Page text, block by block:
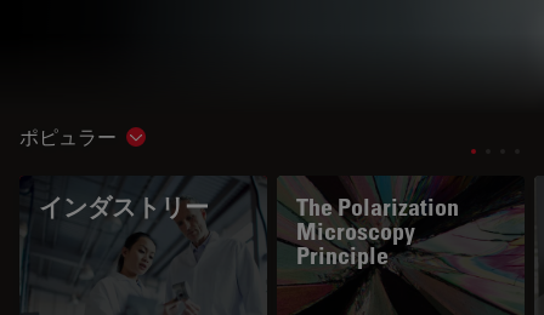
ポピュラー Show subnavigation
インダストリー
The Polarization
Microscopy
Principle